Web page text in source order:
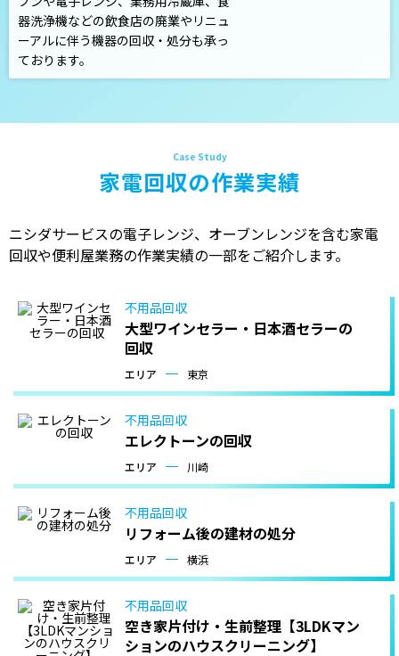
器洗浄機などの飲食店の廃業やリニュ
ーアルに伴う機器の回収・処分も承っ
ております。
家電回収の作業実績
ニシダサービスの電子レンジ、オーブンレンジを含む家電
回収や便利屋業務の作業実績の一部をご紹介します。
不用品回収
大型ワインセラー・日本酒セラーの
回収
エリア 東京
不用品回収
エレクトーンの回収
エリア 川崎
不用品回収
リフォーム後の建材の処分
エリア 横浜
不用品回収
空き家片付け・生前整理【3LDKマン
ションのハウスクリーニング】